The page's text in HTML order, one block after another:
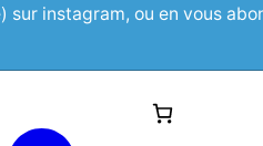
instagram, ou en vous